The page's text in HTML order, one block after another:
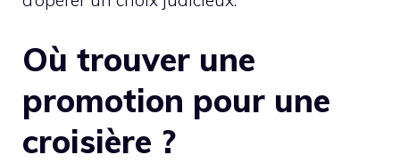
Où trouver une
promotion pour une
croisière ?